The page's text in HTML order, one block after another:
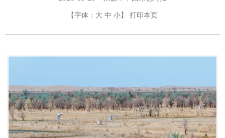
【字体： 大 中 小】 打印本页